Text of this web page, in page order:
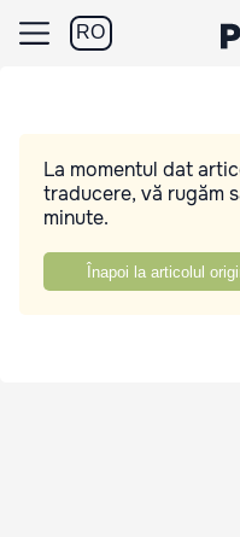
RO
La momentul dat
traducere, vă rugăm
minute.
Înapoi la articolul